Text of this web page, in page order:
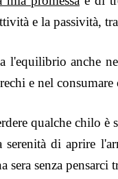
e la passività,
l'equilibrio anche
e nel
qualche chilo è
serenità di aprire
sera senza pensarci